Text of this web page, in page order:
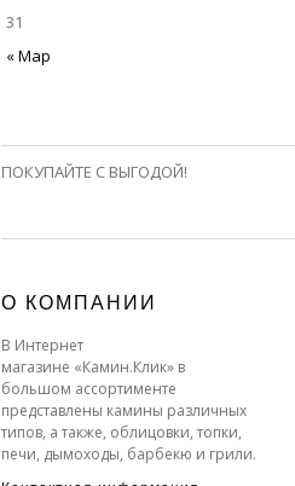
« Мар
31
ПОКУПАЙТЕ С ВЫГОДОЙ!
О КОМПАНИИ
В Интернет
магазине «Камин.Клик» в
большом ассортименте
представлены камины различных
типов, а также, облицовки, топки,
печи, дымоходы, барбекю и грили.